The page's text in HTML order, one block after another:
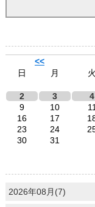
<<
日
月 火
2
3 4
9
10
16
17
23
24
30
31
2026年08月(7)